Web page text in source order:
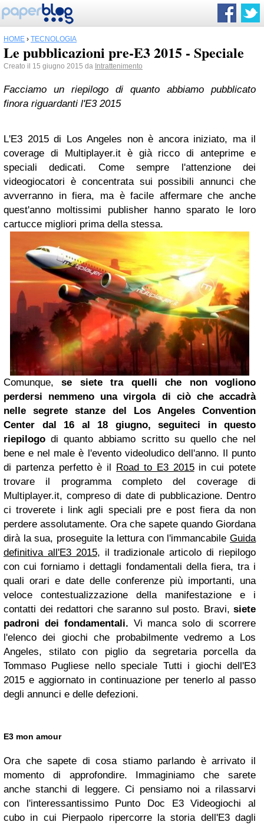
HOME › TECNOLOGIA
Le pubblicazioni pre-E3 2015 - Speciale
Creato il 15 giugno 2015 da Intrattenimento
Facciamo un riepilogo di quanto abbiamo pubblicato
finora riguardanti l'E3 2015
L'E3 2015 di Los Angeles non è ancora iniziato, ma il
coverage di Multiplayer.it è già ricco di anteprime e
speciali dedicati. Come sempre l'attenzione dei
videogiocatori è concentrata sui possibili annunci che
avverranno in fiera, ma è facile affermare che anche
quest'anno moltissimi publisher hanno sparato le loro
cartucce migliori prima della stessa.
Comunque, se siete tra quelli che non vogliono
perdersi nemmeno una virgola di ciò che accadrà
nelle segrete stanze del Los Angeles Convention
Center dal 16 al 18 giugno, seguiteci in questo
riepilogo di quanto abbiamo scritto su quello che nel
bene e nel male è l'evento videoludico dell'anno. Il punto
di partenza perfetto è il Road to E3 2015in cui potete
trovare il programma completo del coverage di
Multiplayer.it, compreso di date di pubblicazione. Dentro
ci troverete i link agli speciali pre e post fiera da non
perdere assolutamente. Ora che sapete quando Giordana
dirà la sua, proseguite la lettura con l'immancabile Guida
definitiva all'E3 2015, il tradizionale articolo di riepilogo
con cui forniamo i dettagli fondamentali della fiera, tra i
quali orari e date delle conferenze più importanti, una
veloce contestualizzazione della manifestazione e i
contatti dei redattori che saranno sul posto. Bravi, siete
padroni dei fondamentali. Vi manca solo di scorrere
l'elenco dei giochi che probabilmente vedremo a Los
Angeles, stilato con piglio da segretaria porcella da
Tommaso Pugliese nello speciale Tutti i giochi dell'E3
2015 e aggiornato in continuazione per tenerlo al passo
degli annunci e delle defezioni.
E3 mon amour
Ora che sapete di cosa stiamo parlando è arrivato il
momento di approfondire. Immaginiamo che sarete
anche stanchi di leggere. Ci pensiamo noi a rilassarvi
con l'interessantissimo Punto Doc E3 Videogiochi al
cubo in cui Pierpaolo ripercorre la storia dell'E3 dagli